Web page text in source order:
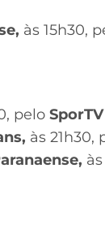
às 15h30,
pelo SporTV
às 21h30,